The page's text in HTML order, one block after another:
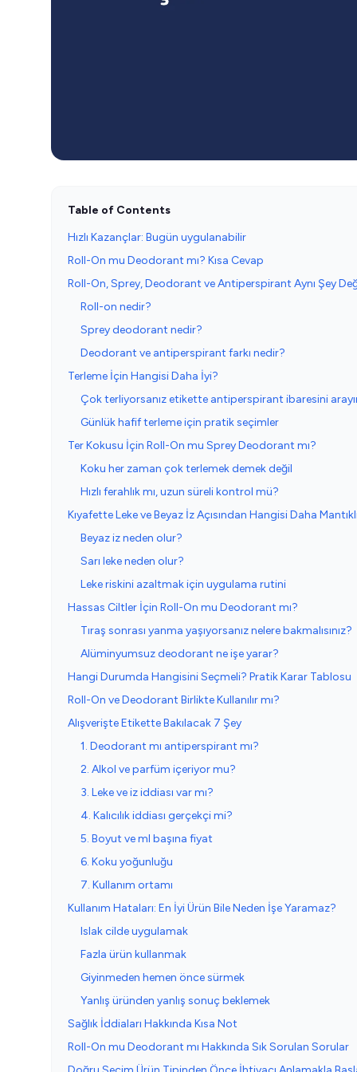
Table of Contents
Hızlı Kazançlar: Bugün uygulanabilir
Roll-On mu Deodorant mı? Kısa Cevap
Roll-On, Sprey, Deodorant ve Antiperspirant Aynı Şey
Roll-on nedir?
Sprey deodorant nedir?
Deodorant ve antiperspirant farkı nedir?
Terleme İçin Hangisi Daha İyi?
Çok terliyorsanız etikette antiperspirant ibaresini
Günlük hafif terleme için pratik seçimler
Ter Kokusu İçin Roll-On mu Sprey Deodorant mı?
Koku her zaman çok terlemek demek değil
Hızlı ferahlık mı, uzun süreli kontrol mü?
Kıyafette Leke ve Beyaz İz Açısından Hangisi Daha
Beyaz iz neden olur?
Sarı leke neden olur?
Leke riskini azaltmak için uygulama rutini
Hassas Ciltler İçin Roll-On mu Deodorant mı?
Tıraş sonrası yanma yaşıyorsanız nelere bakmalısınız?
Alüminyumsuz deodorant ne işe yarar?
Hangi Durumda Hangisini Seçmeli? Pratik Karar Tablosu
Roll-On ve Deodorant Birlikte Kullanılır mı?
Alışverişte Etikette Bakılacak 7 Şey
1. Deodorant mı antiperspirant mı?
2. Alkol ve parfüm içeriyor mu?
3. Leke ve iz iddiası var mı?
4. Kalıcılık iddiası gerçekçi mi?
5. Boyut ve ml başına fiyat
6. Koku yoğunluğu
7. Kullanım ortamı
Kullanım Hataları: En İyi Ürün Bile Neden İşe Yaramaz?
Islak cilde uygulamak
Fazla ürün kullanmak
Giyinmeden hemen önce sürmek
Yanlış üründen yanlış sonuç beklemek
Sağlık İddiaları Hakkında Kısa Not
Roll-On mu Deodorant mı Hakkında Sık Sorulan Sorular